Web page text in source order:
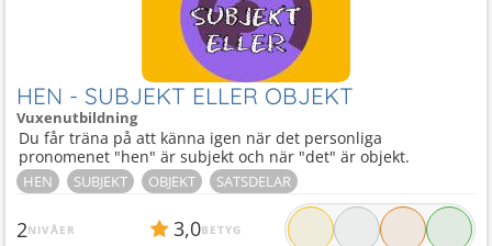
HEN - SUBJEKT ELLER OBJEKT
Vuxenutbildning
Du får träna på att känna igen när det personliga
pronomenet "hen" är subjekt och när "det" är objekt.
HEN SUBJEKT OBJEKT SATSDELAR
2NIVÅER 3,0BETYG